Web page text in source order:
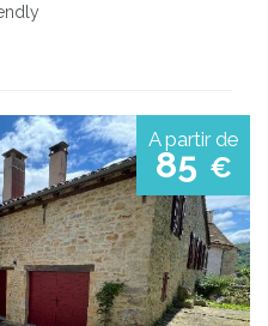
A partir de
85 €